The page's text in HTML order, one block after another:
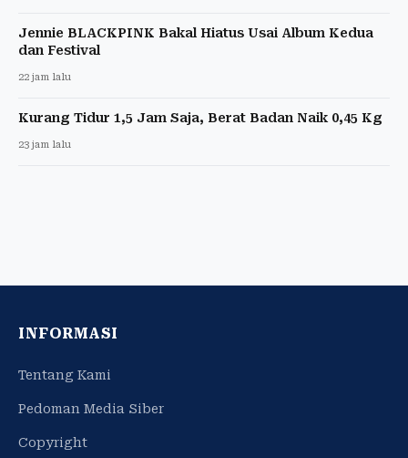
Jennie BLACKPINK Bakal Hiatus Usai Album Kedua
dan Festival
22 jam lalu
Kurang Tidur 1,5 Jam Saja, Berat Badan Naik 0,45 Kg
23 jam lalu
INFORMASI
Tentang Kami
Pedoman Media Siber
Copyright